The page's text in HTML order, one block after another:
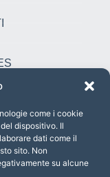
come i cookie
dispositivo. Il
dati come il
sito. Non
su alcune
Italia